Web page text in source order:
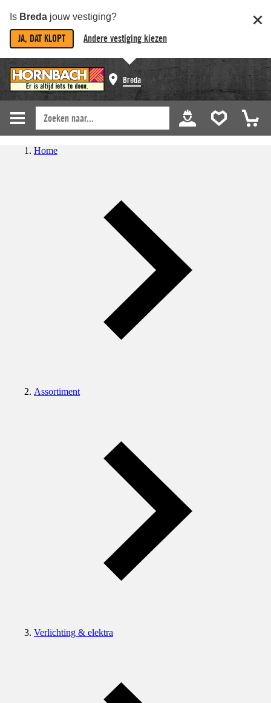
Is Breda jouw vestiging?
JA, DAT KLOPT Andere vestiging kiezen
Breda
Home
Assortiment
Verlichting & elektra